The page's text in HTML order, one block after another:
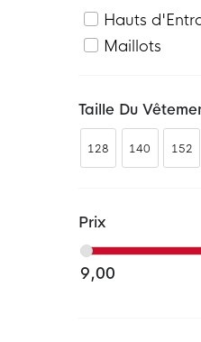
Hauts
Maillots
Taille Du
128 140 152
Prix
9,00